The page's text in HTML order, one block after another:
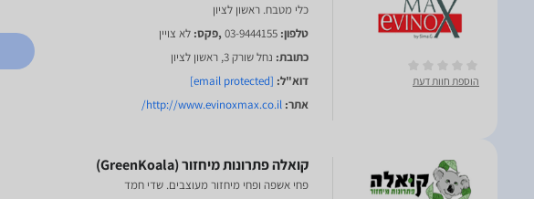
הוספת חוות דעת
כלי מטבח. ראשון לציון
טלפון: 03-9444155,פקס: לא צויין
כתובת: נחל שורק 3, ראשון לציון
דוא"ל: [email protected]
אתר: http://www.evinoxmax.co.il/
פחי אשפה ופחי מיחזור מעוצבים. שדי חמד